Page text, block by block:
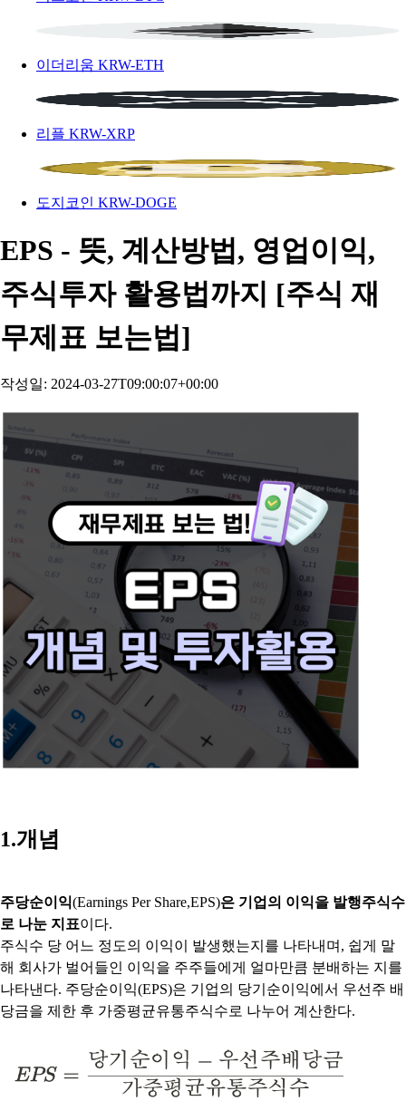
이더리움 KRW-ETH
리플 KRW-XRP
도지코인 KRW-DOGE
EPS - 뜻, 계산방법, 영업이익,
주식투자 활용법까지 [주식 재
무제표 보는법]
작성일: 2024-03-27T09:00:07+00:00
1.개념
주당순이익(Earnings Per Share,EPS)은 기업의 이익을 발행주식수
로 나눈 지표이다.
주식수 당 어느 정도의 이익이 발생했는지를 나타내며, 쉽게 말
해 회사가 벌어들인 이익을 주주들에게 얼마만큼 분배하는 지를
나타낸다. 주당순이익(EPS)은 기업의 당기순이익에서 우선주 배
당금을 제한 후 가중평균유통주식수로 나누어 계산한다.